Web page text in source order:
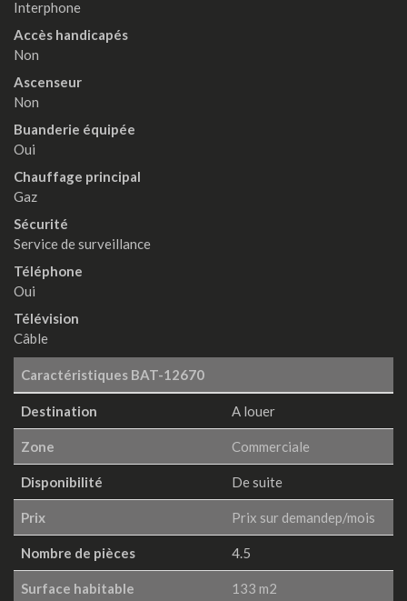
Interphone
Accès handicapés
Non
Ascenseur
Non
Buanderie équipée
Oui
Chauffage principal
Gaz
Sécurité
Service de surveillance
Téléphone
Oui
Télévision
Câble
Caractéristiques BAT-12670
Destination A louer
Zone Commerciale
Disponibilité De suite
Prix Prix sur demandep/mois
Nombre de pièces 4.5
Surface habitable 133 m2